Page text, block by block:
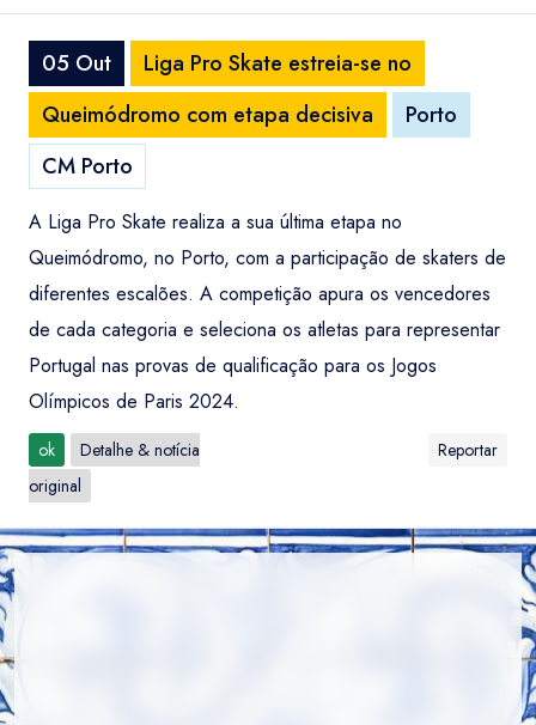
05 Out
Liga Pro Skate estreia-se no
Queimódromo com etapa decisiva
Porto
CM Porto
A Liga Pro Skate realiza a sua última etapa no
Queimódromo, no Porto, com a participação de skaters de
diferentes escalões. A competição apura os vencedores
de cada categoria e seleciona os atletas para representar
Portugal nas provas de qualificação para os Jogos
Olímpicos de Paris 2024.
ok
Detalhe & notícia
original
Reportar